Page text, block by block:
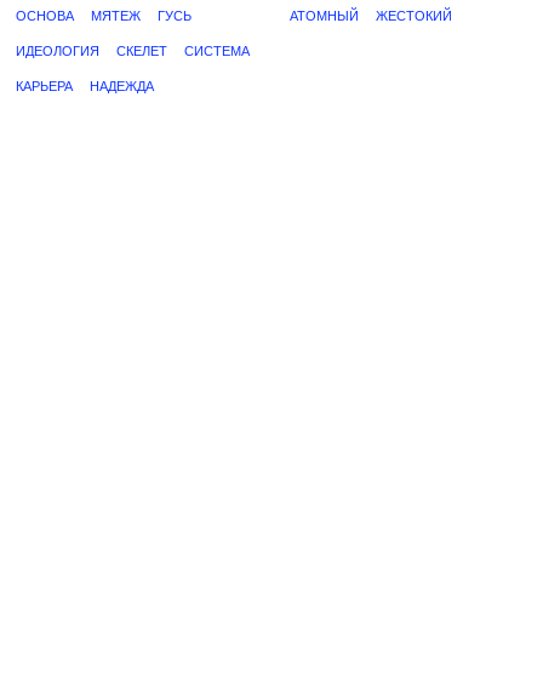
ОСНОВА МЯТЕЖ ГУСЬ
ИДЕОЛОГИЯ СКЕЛЕТ СИСТЕМА
КАРЬЕРА НАДЕЖДА
АТОМНЫЙ ЖЕСТОКИЙ